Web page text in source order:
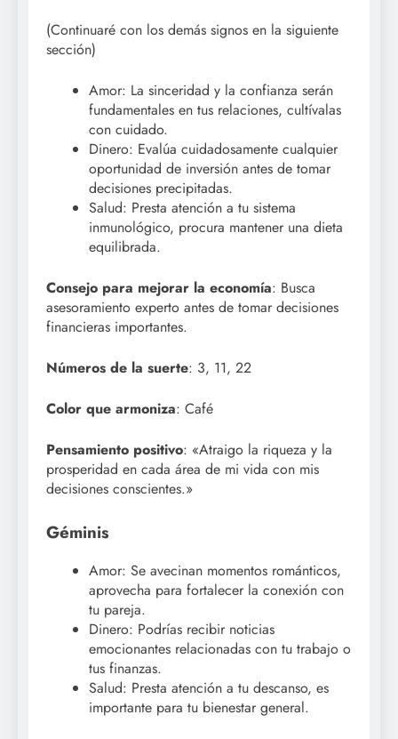
(Continuaré con los demás signos en la siguiente
sección)
Amor: La sinceridad y la confianza serán
fundamentales en tus relaciones, cultívalas
con cuidado.
Dinero: Evalúa cuidadosamente cualquier
oportunidad de inversión antes de tomar
decisiones precipitadas.
Salud: Presta atención a tu sistema
inmunológico, procura mantener una dieta
equilibrada.
Consejo para mejorar la economía: Busca
asesoramiento experto antes de tomar decisiones
financieras importantes.
Números de la suerte: 3, 11, 22
Color que armoniza: Café
Pensamiento positivo: «Atraigo la riqueza y la
prosperidad en cada área de mi vida con mis
decisiones conscientes.»
Géminis
Amor: Se avecinan momentos románticos,
aprovecha para fortalecer la conexión con
tu pareja.
Dinero: Podrías recibir noticias
emocionantes relacionadas con tu trabajo o
tus finanzas.
Salud: Presta atención a tu descanso, es
importante para tu bienestar general.